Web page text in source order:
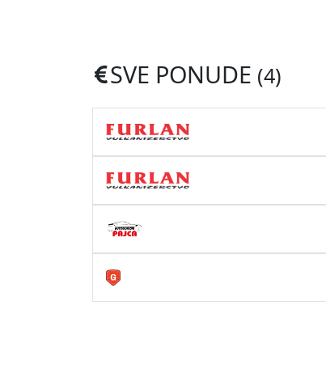
SVE PONUDE (4)